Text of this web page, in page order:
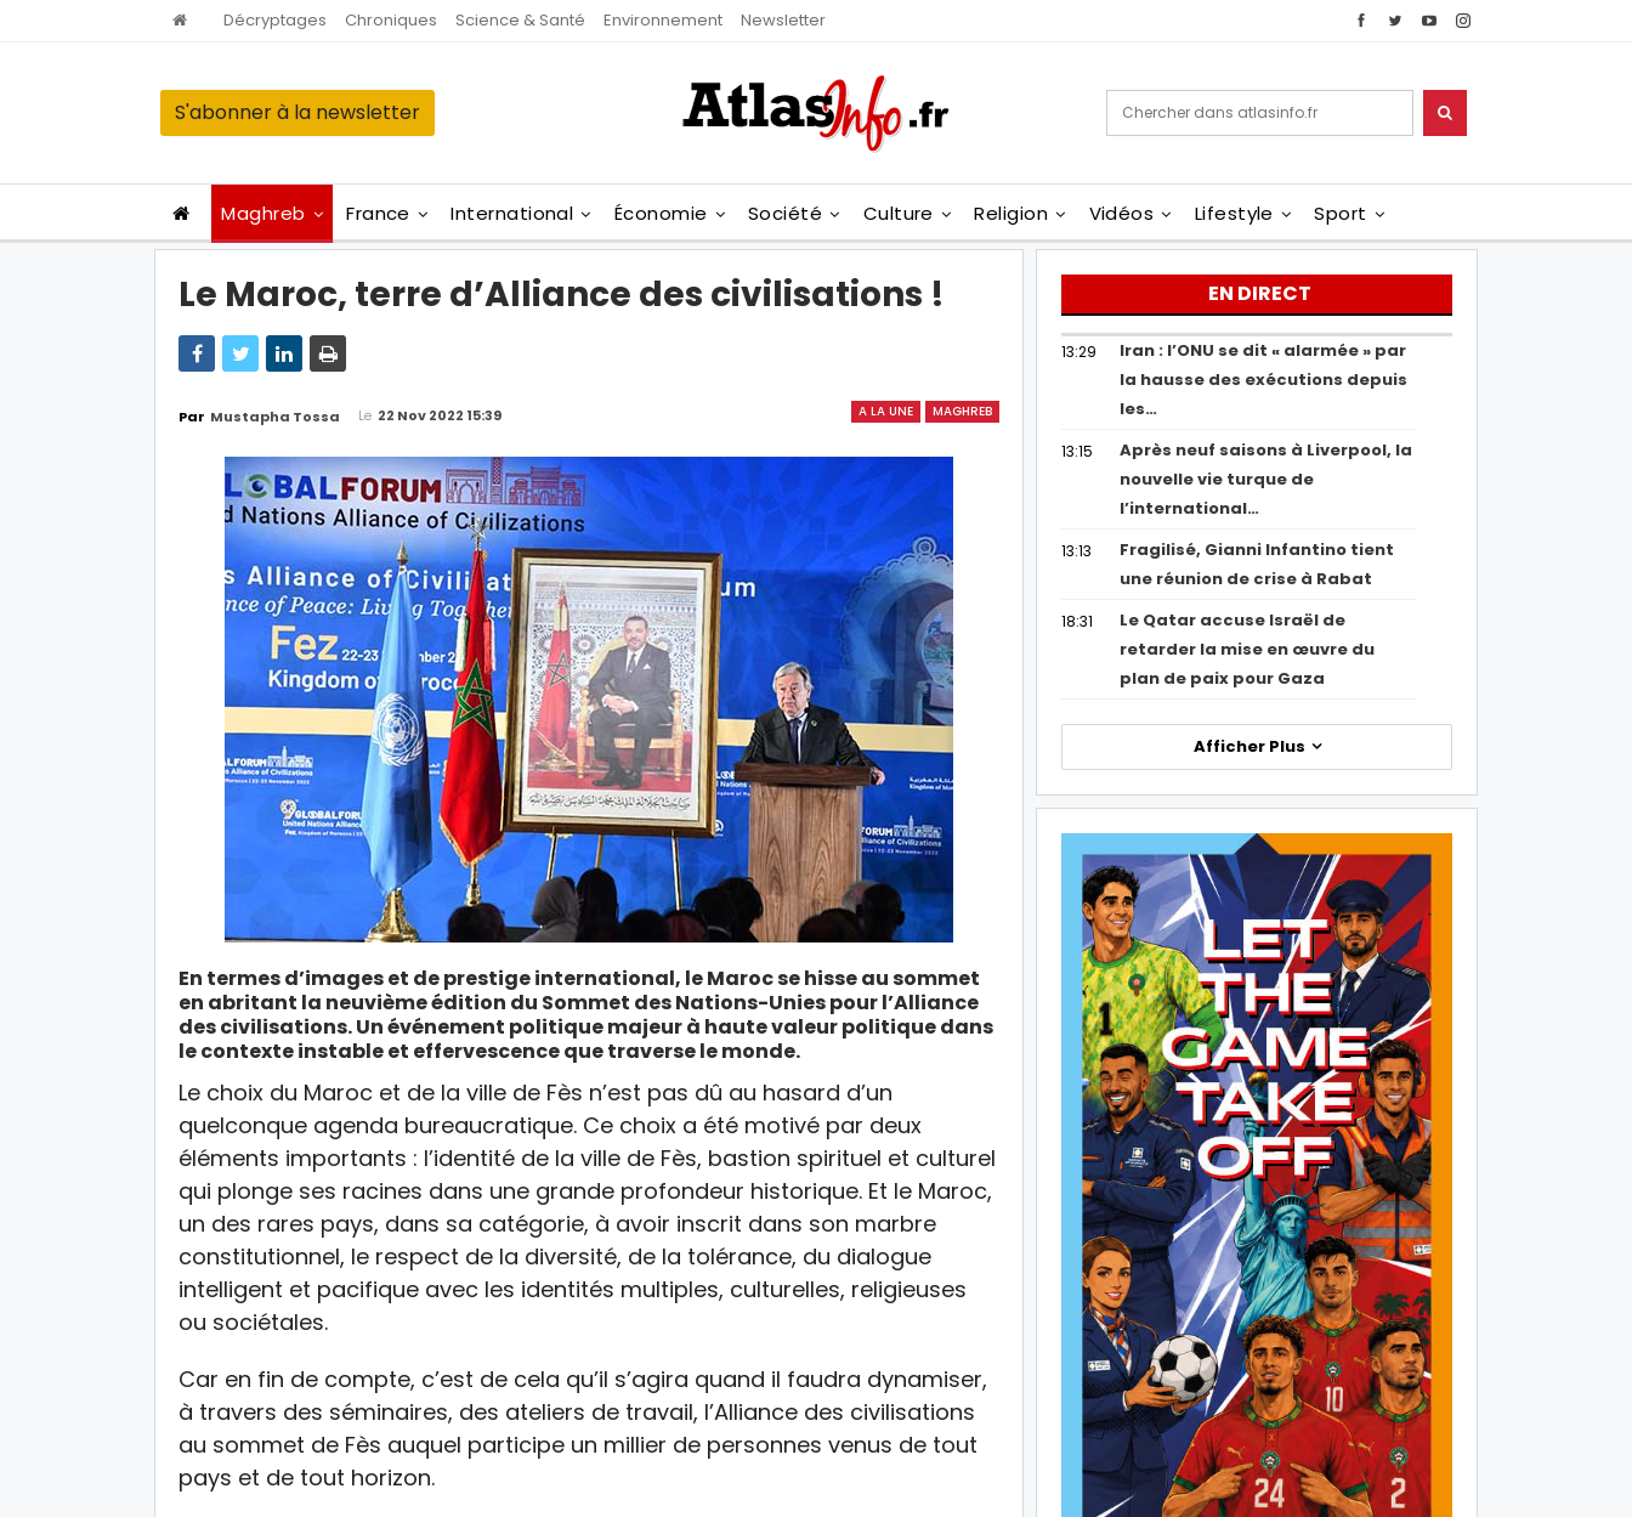
Décryptages Chroniques Science & Santé Environnement Newsletter
S'abonner à la newsletter
Maghreb France International Économie Société Culture Religion Vidéos Lifestyle Sport
Le Maroc, terre d’Alliance des civilisations !
A LA UNE MAGHREB
Par Mustapha Tossa Le 22 Nov 2022 15:39
En termes d’images et de prestige international, le Maroc se hisse au sommet
en abritant la neuvième édition du Sommet des Nations-Unies pour l’Alliance
des civilisations. Un événement politique majeur à haute valeur politique dans
le contexte instable et effervescence que traverse le monde.
Le choix du Maroc et de la ville de Fès n’est pas dû au hasard d’un
quelconque agenda bureaucratique. Ce choix a été motivé par deux
éléments importants : l’identité de la ville de Fès, bastion spirituel et culturel
qui plonge ses racines dans une grande profondeur historique. Et le Maroc,
un des rares pays, dans sa catégorie, à avoir inscrit dans son marbre
constitutionnel, le respect de la diversité, de la tolérance, du dialogue
intelligent et pacifique avec les identités multiples, culturelles, religieuses
ou sociétales.
Car en fin de compte, c’est de cela qu’il s’agira quand il faudra dynamiser,
à travers des séminaires, des ateliers de travail, l’Alliance des civilisations
au sommet de Fès auquel participe un millier de personnes venus de tout
pays et de tout horizon.
EN DIRECT
13:29
Iran : l’ONU se dit « alarmée » par
la hausse des exécutions depuis
les…
13:15
Après neuf saisons à Liverpool, la
nouvelle vie turque de
l’international…
13:13
Fragilisé, Gianni Infantino tient
une réunion de crise à Rabat
18:31
Le Qatar accuse Israël de
retarder la mise en œuvre du
plan de paix pour Gaza
Afficher Plus